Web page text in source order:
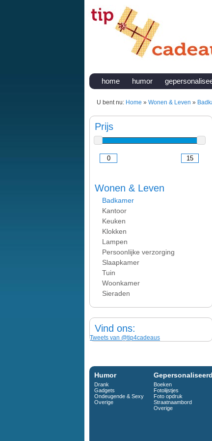
home humor
U bent nu: Home » Wonen & Leven »
Prijs
Wonen & Leven
Badkamer
Kantoor
Keuken
Klokken
Lampen
Persoonlijke verzorging
Slaapkamer
Tuin
Woonkamer
Sieraden
Vind ons:
Tweets van @tip4cadeaus
Humor
Drank
Gadgets
Ondeugende & Sexy
Overige
Gepersonaliseerd
Boeken
Fotolijstjes
Foto opdruk
Straatnaambord
Overige